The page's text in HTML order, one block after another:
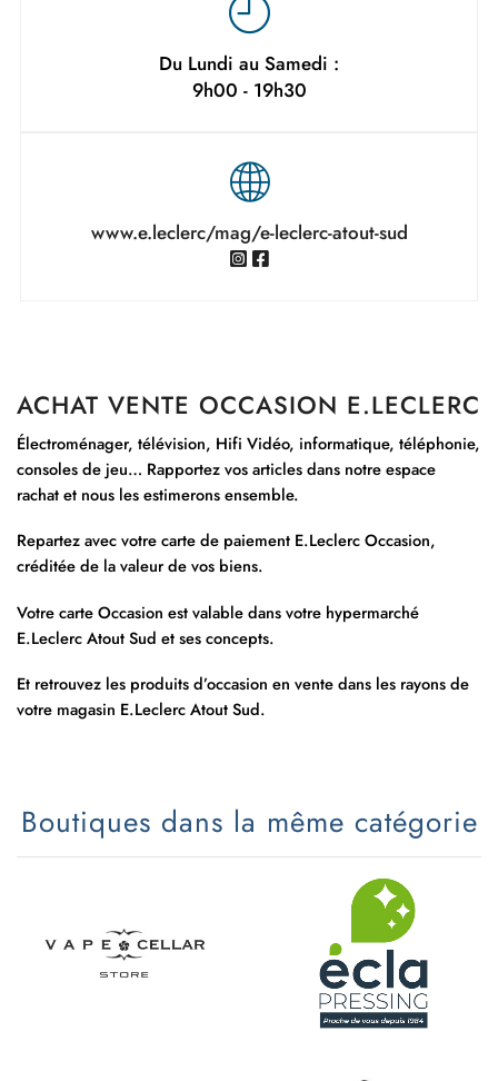
Du Lundi au Samedi :
9h00 - 19h30
www.e.leclerc/mag/e-leclerc-atout-sud
ACHAT VENTE OCCASION E.LECLERC
Électroménager, télévision, Hifi Vidéo, informatique, téléphonie,
consoles de jeu… Rapportez vos articles dans notre espace
rachat et nous les estimerons ensemble.
Repartez avec votre carte de paiement E.Leclerc Occasion,
créditée de la valeur de vos biens.
Votre carte Occasion est valable dans votre hypermarché
E.Leclerc Atout Sud et ses concepts.
Et retrouvez les produits d’occasion en vente dans les rayons de
votre magasin E.Leclerc Atout Sud.
Boutiques dans la même catégorie